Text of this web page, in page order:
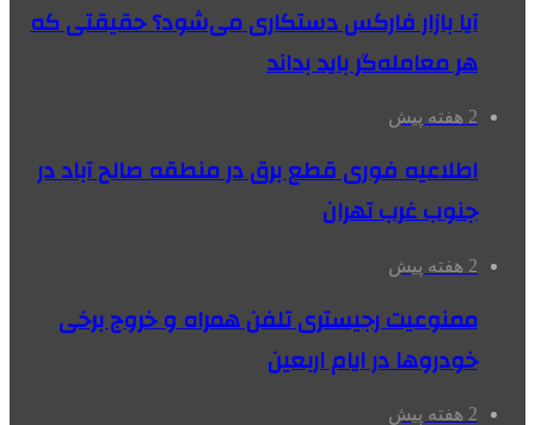
آیا بازار فارکس دستکاری می‌شود؟ حقیقتی که
هر معامله‌گر باید بداند
2 هفته پیش
اطلاعیه فوری قطع برق در منطقه صالح آباد در
جنوب غرب تهران
2 هفته پیش
ممنوعیت رجیستری تلفن همراه و خروج برخی
خودروها در ایام اربعین
2 هفته پیش